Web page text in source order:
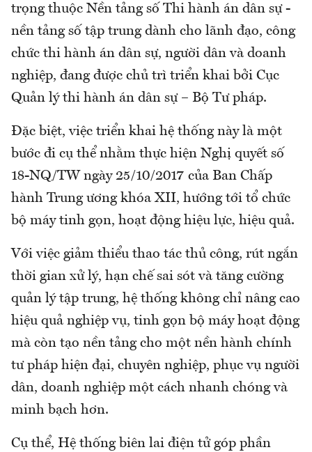
trọng thuộc Nền tảng số Thi hành án dân sự -
nền tảng số tập trung dành cho lãnh đạo, công
chức thi hành án dân sự, người dân và doanh
nghiệp, đang được chủ trì triển khai bởi Cục
Quản lý thi hành án dân sự – Bộ Tư pháp.
Đặc biệt, việc triển khai hệ thống này là một
bước đi cụ thể nhằm thực hiện Nghị quyết số
18-NQ/TW ngày 25/10/2017 của Ban Chấp
hành Trung ương khóa XII, hướng tới tổ chức
bộ máy tinh gọn, hoạt động hiệu lực, hiệu quả.
Với việc giảm thiểu thao tác thủ công, rút ngắn
thời gian xử lý, hạn chế sai sót và tăng cường
quản lý tập trung, hệ thống không chỉ nâng cao
hiệu quả nghiệp vụ, tinh gọn bộ máy hoạt động
mà còn tạo nền tảng cho một nền hành chính
tư pháp hiện đại, chuyên nghiệp, phục vụ người
dân, doanh nghiệp một cách nhanh chóng và
minh bạch hơn.
Cụ thể, Hệ thống biên lai điện tử góp phần